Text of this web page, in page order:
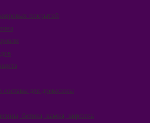
покрытий
составы для древесины
бетона, камня, кирпича